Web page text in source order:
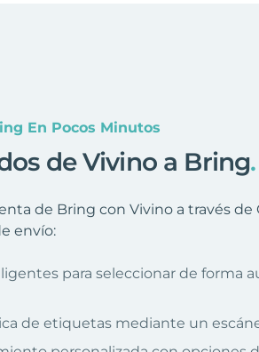
En Pocos Minutos
de Vivino a Bring.
de Bring con Vivino a través
envío:
para seleccionar de forma
de etiquetas mediante un